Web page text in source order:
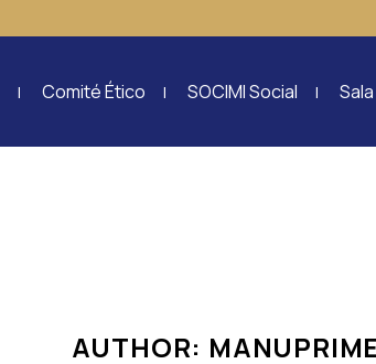
Comité Ético SOCIMI Social
AUTHOR: